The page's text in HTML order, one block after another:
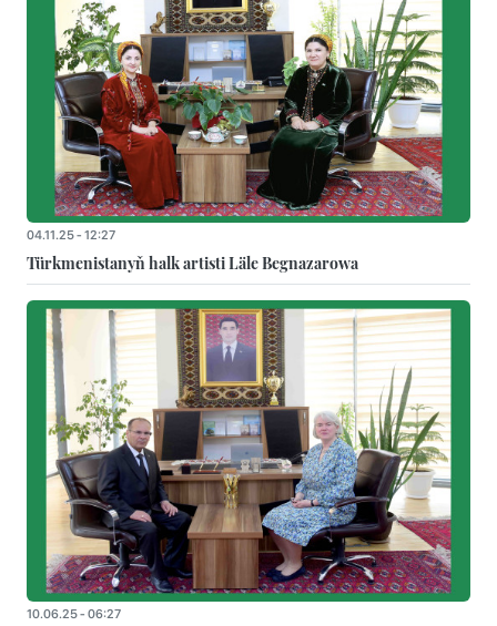
04.11.25 - 12:27
Türkmenistanyň halk artisti Läle Begnazarowa
10.06.25 - 06:27